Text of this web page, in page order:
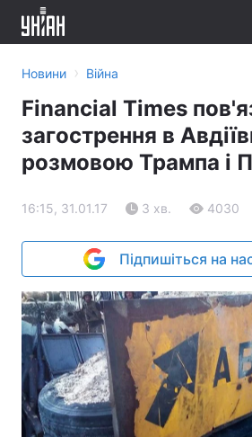
Новини › Війна
Financial Times
загострення в
розмовою Трампа і
16:15, 31.01.17 3 хв. 4030
Підпишіться на